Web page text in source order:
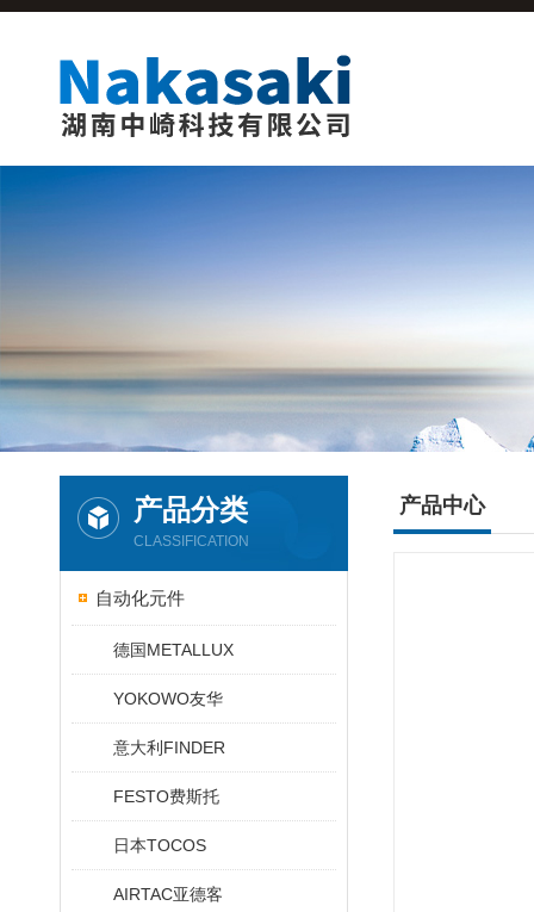
产品分类
CLASSIFICATION
自动化元件
德国METALLUX
YOKOWO友华
意大利FINDER
FESTO费斯托
日本TOCOS
AIRTAC亚德客
产品中心